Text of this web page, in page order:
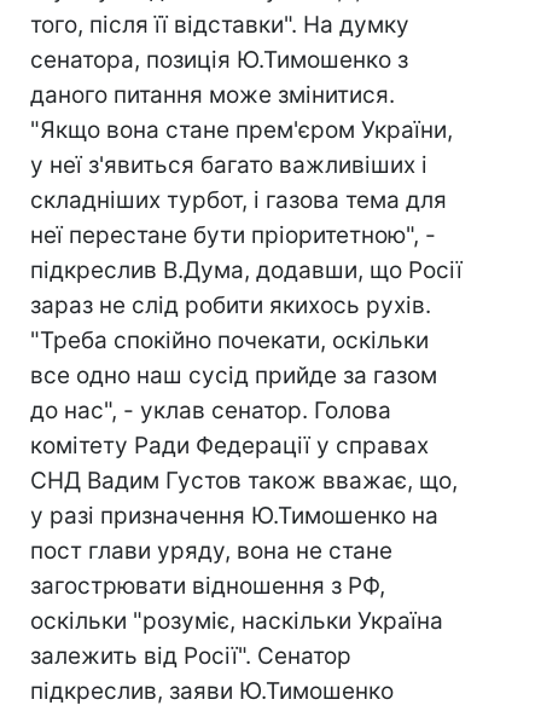
того, після її відставки". На думку
сенатора, позиція Ю.Тимошенко з
даного питання може змінитися.
"Якщо вона стане прем'єром України,
у неї з'явиться багато важливіших і
складніших турбот, і газова тема для
неї перестане бути пріоритетною", -
підкреслив В.Дума, додавши, що Росії
зараз не слід робити якихось рухів.
"Треба спокійно почекати, оскільки
все одно наш сусід прийде за газом
до нас", - уклав сенатор. Голова
комітету Ради Федерації у справах
СНД Вадим Густов також вважає, що,
у разі призначення Ю.Тимошенко на
пост глави уряду, вона не стане
загострювати відношення з РФ,
оскільки "розуміє, наскільки Україна
залежить від Росії". Сенатор
підкреслив, заяви Ю.Тимошенко